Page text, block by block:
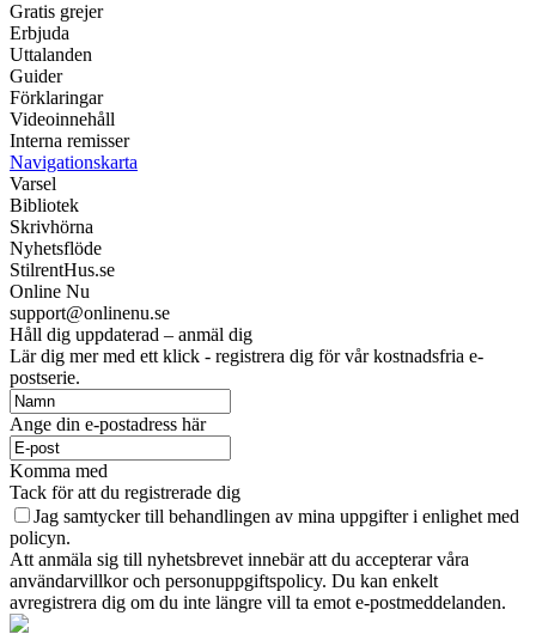
Gratis grejer
Erbjuda
Uttalanden
Guider
Förklaringar
Videoinnehåll
Interna remisser
Navigationskarta
Varsel
Bibliotek
Skrivhörna
Nyhetsflöde
StilrentHus.se
Online Nu
support@onlinenu.se
Håll dig uppdaterad – anmäl dig
Lär dig mer med ett klick - registrera dig för vår kostnadsfria e-
postserie.
Ange din e-postadress här
Komma med
Tack för att du registrerade dig
Jag samtycker till behandlingen av mina uppgifter i enlighet med
policyn.
Att anmäla sig till nyhetsbrevet innebär att du accepterar våra
användarvillkor och personuppgiftspolicy. Du kan enkelt
avregistrera dig om du inte längre vill ta emot e-postmeddelanden.